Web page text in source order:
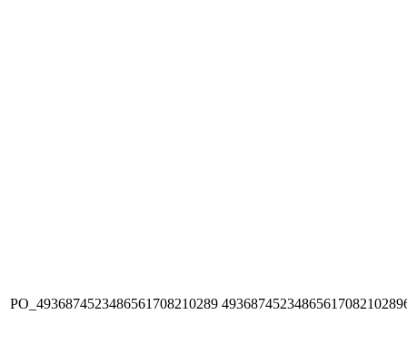
PO_4936874523486561708210289